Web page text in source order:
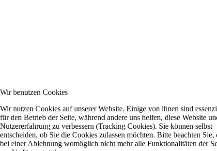
Wir benutzen Cookies
Wir nutzen Cookies auf unserer Website. Einige von ihnen sind
für den Betrieb der Seite, während andere uns helfen, diese Website
Nutzererfahrung zu verbessern (Tracking Cookies). Sie können selbst
entscheiden, ob Sie die Cookies zulassen möchten. Bitte beachten Sie,
bei einer Ablehnung womöglich nicht mehr alle Funktionalitäten der